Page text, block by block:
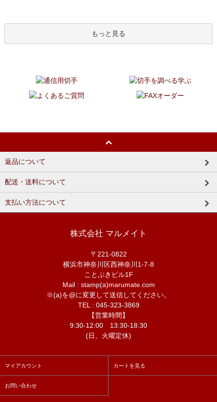
もっと見る
返品について
配送・送料について
支払い方法について
株式会社 マルメイト
〒221-0822
横浜市神奈川区西神奈川1-7-8
ことぶきビル1F
Mail : stamp(a)marumate.com
※(a)を@に変更して送信してください。
TEL : 045-323-3869
【営業時間】
9:30-12:00 13:30-18:30
(日、火曜定休)
マイアカウント カートを見る
お問い合わせ